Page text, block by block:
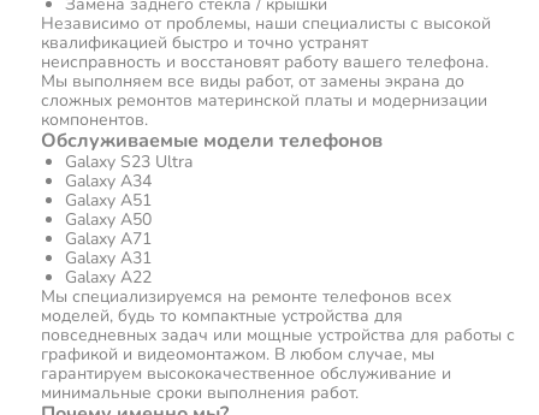
Независимо от проблемы, наши специалисты с высокой
квалификацией быстро и точно устранят
неисправность и восстановят работу вашего телефона.
Мы выполняем все виды работ, от замены экрана до
сложных ремонтов материнской платы и модернизации
компонентов.
Обслуживаемые модели телефонов
Galaxy S23 Ultra
Galaxy A34
Galaxy A51
Galaxy A50
Galaxy A71
Galaxy A31
Galaxy A22
Мы специализируемся на ремонте телефонов всех
моделей, будь то компактные устройства для
повседневных задач или мощные устройства для работы с
графикой и видеомонтажом. В любом случае, мы
гарантируем высококачественное обслуживание и
минимальные сроки выполнения работ.